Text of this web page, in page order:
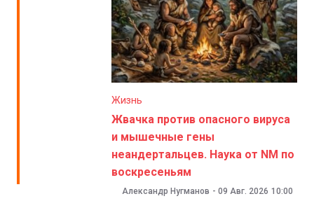
Жизнь
Жвачка против опасного вируса
и мышечные гены
неандертальцев. Наука от NM по
воскресеньям
Александр Нугманов - 09 Авг. 2026 10:00